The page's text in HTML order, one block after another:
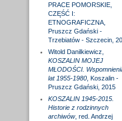
PRACE POMORSKIE,
CZĘŚĆ I:
ETNOGRAFICZNA,
Pruszcz Gdański -
Trzebiatów - Szczecin,
Witold Danilkiewicz,
KOSZALIN MOJEJ
MŁODOŚCI.
lat 1955-1980, Koszalin -
Pruszcz Gdański, 2015
KOSZALIN 1945-2015.
Historie z rodzinnych
archiwów, red. Andrzej